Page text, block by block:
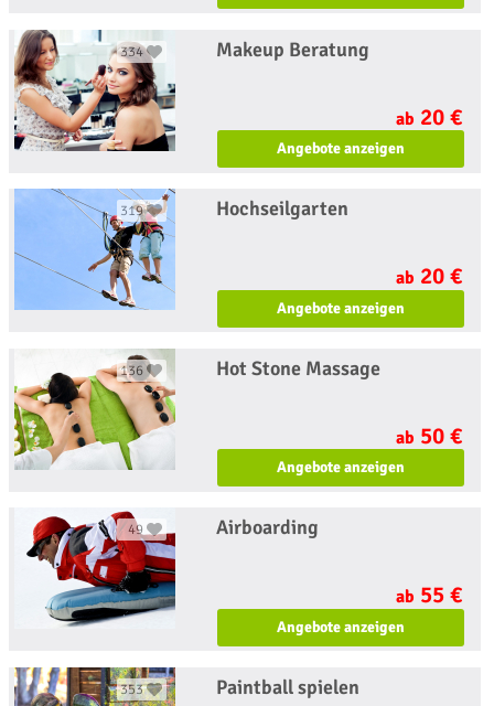
334 Makeup Beratung
ab 20 €
Angebote anzeigen
319 Hochseilgarten
ab 20 €
Angebote anzeigen
136 Hot Stone Massage
ab 50 €
Angebote anzeigen
49 Airboarding
ab 55 €
Angebote anzeigen
353 Paintball spielen